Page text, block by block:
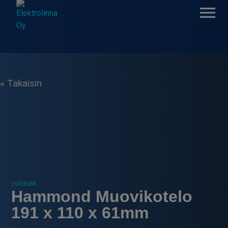
content
« Takaisin
1591ESBK
Hammond Muovikotelo
191 x 110 x 61mm